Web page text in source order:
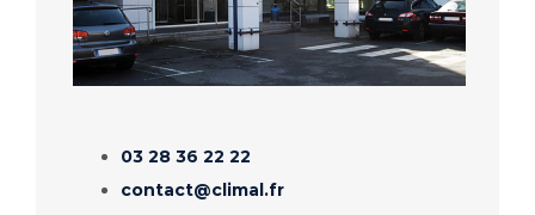
03 28 36 22 22
contact@climal.fr